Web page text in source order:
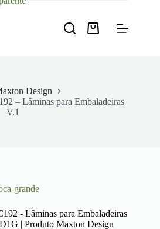
Carrinho
Design
– Lâminas para Embaladeiras
V.1